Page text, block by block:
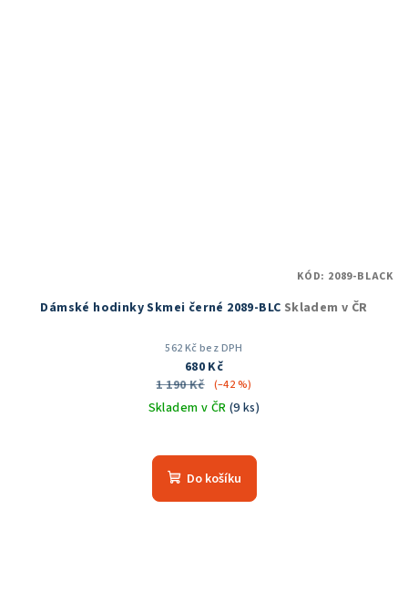
Dámské hodinky Skmei černé 2089-BLC Skladem v ČR
562 Kč bez DPH
680 Kč
1 190 Kč
(–42 %)
Skladem v ČR (9 ks)
hodnocení
produktu
Do košíku
KÓD: 2089-BLACK